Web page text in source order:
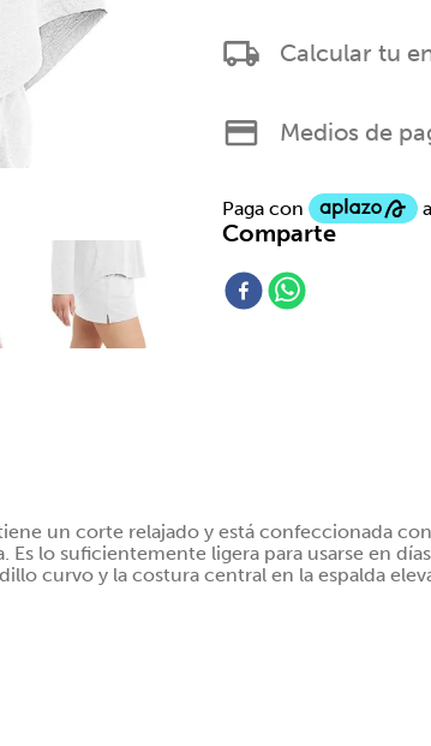
Calcular tu
Medios de
Comparte
un corte relajado y está confeccionada
lo suficientemente ligera para usarse en
curvo y la costura central en la espalda